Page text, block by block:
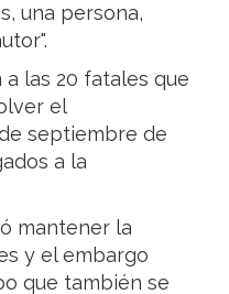
una persona,
las 20 fatales que
el
septiembre de
a la
mantener la
y el embargo
que también se